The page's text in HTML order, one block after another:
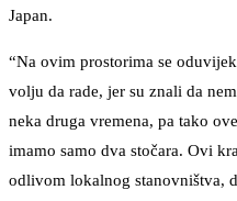
Japan.
“Na ovim prostorima se
volju da rade, jer su znali da
neka druga vremena, pa tako
imamo samo dva stočara. Ovi
odlivom lokalnog stanovništva,